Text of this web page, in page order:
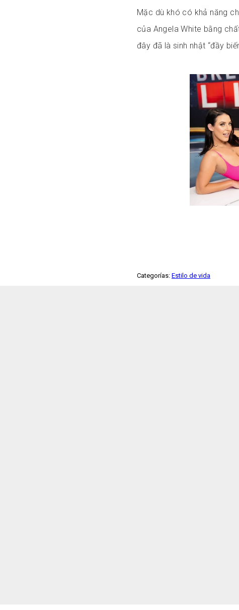
Mặc dù khó có khả năng
của Angela White bằng
đây đã là sinh nhật “đầy
Categorías: Estilo de vida